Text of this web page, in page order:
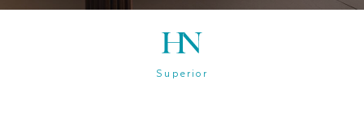
Superior